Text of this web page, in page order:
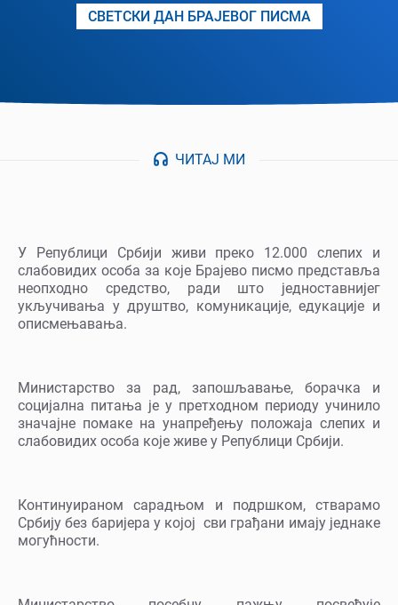
СВЕТСКИ ДАН БРАЈЕВОГ ПИСМА
ЧИТАЈ МИ
У Републици Србији живи преко 12.000 слепих и
слабовидих особа за које Брајево писмо представља
неопходно средство, ради што једноставнијег
укључивања у друштво, комуникације, едукације и
описмењавања.
Министарство за рад, запошљавање, борачка и
социјална питања је у претходном периоду учинило
значајне помаке на унапређењу положаја слепих и
слабовидих особа које живе у Републици Србији.
Континуираном сарадњом и подршком, стварамо
Србију без баријера у којој сви грађани имају једнаке
могућности.